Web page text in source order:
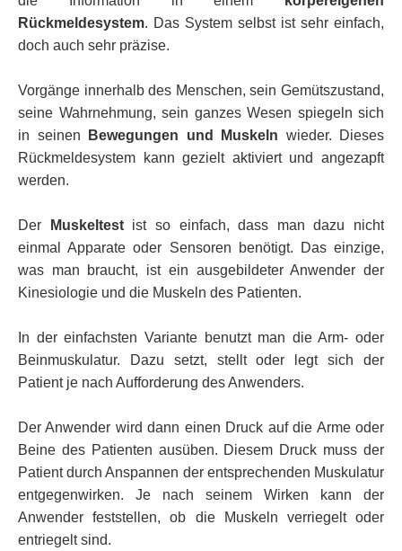
Rückmeldesystem. Das System selbst ist sehr einfach,
doch auch sehr präzise.
Vorgänge innerhalb des Menschen, sein Gemütszustand,
seine Wahrnehmung, sein ganzes Wesen spiegeln sich
in seinen
Bewegungen und Muskeln wieder. Dieses
Rückmeldesystem kann gezielt aktiviert und angezapft
werden.
Der Muskeltestist so einfach, dass man dazu nicht
einmal Apparate oder Sensoren benötigt. Das einzige,
was man braucht, ist ein ausgebildeter Anwender der
Kinesiologie und die Muskeln des Patienten.
In der einfachsten Variante benutzt man die Arm- oder
Beinmuskulatur. Dazu setzt, stellt oder legt sich der
Patient je nach Aufforderung des Anwenders.
Der Anwender wird dann einen Druck auf die Arme oder
Beine des Patienten ausüben. Diesem Druck muss der
Patient durch Anspannen der entsprechenden Muskulatur
entgegenwirken. Je nach seinem Wirken kann der
Anwender feststellen, ob die Muskeln verriegelt oder
entriegelt sind.